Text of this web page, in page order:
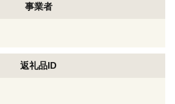
事業者
返礼品ID